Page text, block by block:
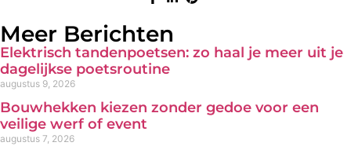
Meer Berichten
Elektrisch tandenpoetsen: zo haal je meer uit je
dagelijkse poetsroutine
augustus 9, 2026
Bouwhekken kiezen zonder gedoe voor een
veilige werf of event
augustus 7, 2026